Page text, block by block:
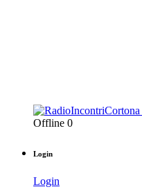
Offline 0
Login
Login